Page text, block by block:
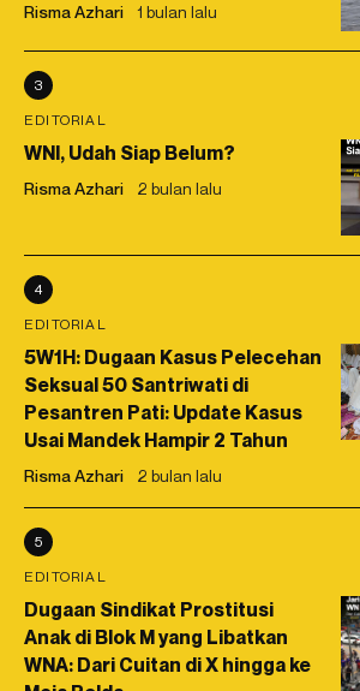
Risma Azhari 1 bulan lalu
3
EDITORIAL
WNI, Udah Siap Belum?
Risma Azhari 2 bulan lalu
4
EDITORIAL
5W1H: Dugaan Kasus Pelecehan
Seksual 50 Santriwati di
Pesantren Pati: Update Kasus
Usai Mandek Hampir 2 Tahun
Risma Azhari 2 bulan lalu
5
EDITORIAL
Dugaan Sindikat Prostitusi
Anak di Blok M yang Libatkan
WNA: Dari Cuitan di X hingga ke